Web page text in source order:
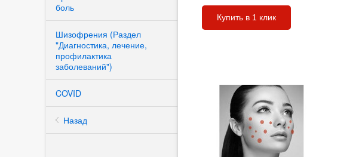
боль
Шизофрения (Раздел
"Диагностика, лечение,
профилактика
заболеваний")
COVID
Назад
Купить в 1 клик